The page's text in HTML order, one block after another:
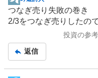
掲
示
板
つなぎ売り失敗の巻き
2/3をつなぎ売りしたの
投資の参
返信